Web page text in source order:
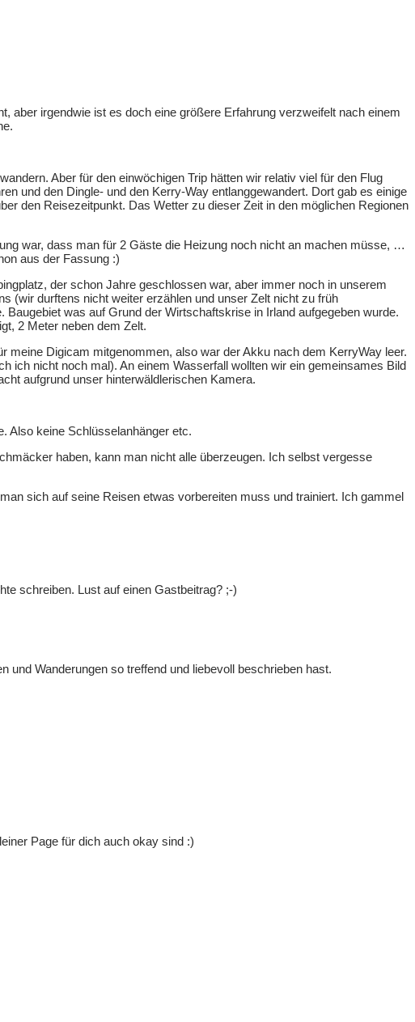
aber irgendwie ist es doch eine größere Erfahrung verzweifelt nach einem
Aber für den einwöchigen Trip hätten wir relativ viel für den Flug
und den Dingle- und den Kerry-Way entlanggewandert. Dort gab es einige
den Reisezeitpunkt. Das Wetter zu dieser Zeit in den möglichen Regionen
war, dass man für 2 Gäste die Heizung noch nicht an machen müsse, …
aus der Fassung :)
der schon Jahre geschlossen war, aber immer noch in unserem
(wir durftens nicht weiter erzählen und unser Zelt nicht zu früh
was auf Grund der Wirtschaftskrise in Irland aufgegeben wurde.
2 Meter neben dem Zelt.
meine Digicam mitgenommen, also war der Akku nach dem KerryWay leer.
ich nicht noch mal). An einem Wasserfall wollten wir ein gemeinsames Bild
aufgrund unser hinterwäldlerischen Kamera.
Also keine Schlüsselanhänger etc.
haben, kann man nicht alle überzeugen. Ich selbst vergesse
sich auf seine Reisen etwas vorbereiten muss und trainiert. Ich gammel
schreiben. Lust auf einen Gastbeitrag? ;-)
Wanderungen so treffend und liebevoll beschrieben hast.
Page für dich auch okay sind :)